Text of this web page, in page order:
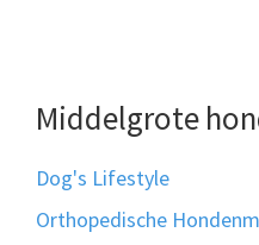
Middelgrote
Dog's Lifestyle
Orthopedische